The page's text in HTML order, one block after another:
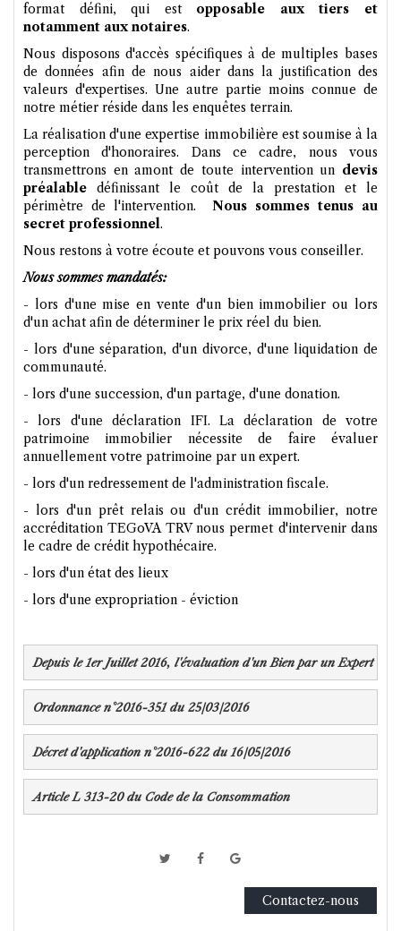
format défini, qui est opposable aux tiers et
notamment aux notaires.
Nous disposons d'accès spécifiques à de multiples bases
de données afin de nous aider dans la justification des
valeurs d'expertises. Une autre partie moins connue de
notre métier réside dans les enquêtes terrain.
La réalisation d'une expertise immobilière est soumise à la
perception d'honoraires. Dans ce cadre, nous vous
transmettrons en amont de toute intervention un devis
préalable définissant le coût de la prestation et le
périmètre de l'intervention. Nous sommes tenus au
secret professionnel.
Nous restons à votre écoute et pouvons vous conseiller.
Nous sommes mandatés:
- lors d'une mise en vente d'un bien immobilier ou lors
d'un achat afin de déterminer le prix réel du bien.
- lors d'une séparation, d'un divorce, d'une liquidation de
communauté.
- lors d'une succession, d'un partage, d'une donation.
- lors d'une déclaration IFI. La déclaration de votre
patrimoine immobilier nécessite de faire évaluer
annuellement votre patrimoine par un expert.
- lors d'un redressement de l'administration fiscale.
- lors d'un prêt relais ou d'un crédit immobilier, notre
accréditation TEGoVA TRV nous permet d'intervenir dans
le cadre de crédit hypothécaire.
- lors d'un état des lieux
- lors d'une expropriation - éviction
Depuis le 1er Juillet 2016, l'évaluation d'un Bien par un Expert
Ordonnance n°2016-351 du 25/03/2016
Décret d'application n°2016-622 du 16/05/2016
Article L 313-20 du Code de la Consommation
Contactez-nous